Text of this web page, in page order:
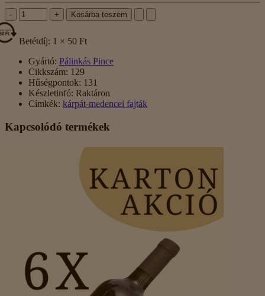
- + Kosárba teszem
Betétdíj: 1 × 50 Ft
Gyártó: Pálinkás Pince
Cikkszám: 129
Hűségpontok: 131
Készletinfó: Raktáron
Címkék: kárpát-medencei fajták
Kapcsolódó termékek